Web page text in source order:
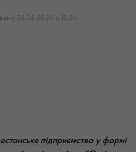
24.06.2020 о 10:55
підприємство у формі